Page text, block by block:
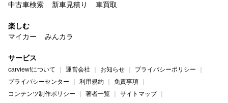
中古車検索
新車見積り 車買取
楽しむ
マイカー
みんカラ
サービス
carview!について 運営会社 お知らせ
プライバシーポリシー
プライバシーセンター
利用規約
免責事項
コンテンツ制作ポリシー
著者一覧
サイトマップ